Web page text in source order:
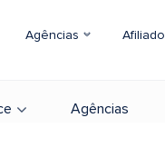
Agências Afiliado
Agências